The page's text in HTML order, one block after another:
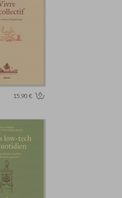
15.90 €